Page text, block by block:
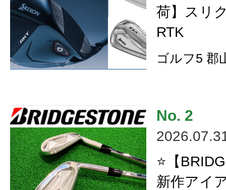
荷】スリ
RTK
ゴルフ5 郡
⭐【
新作アイ